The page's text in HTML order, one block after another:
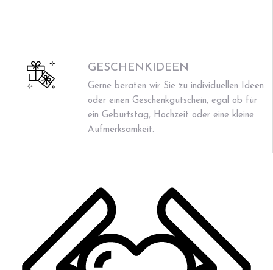
GESCHENKIDEEN
Gerne beraten wir Sie zu individuellen Ideen
oder einen Geschenkgutschein, egal ob für
ein Geburtstag, Hochzeit oder eine kleine
Aufmerksamkeit.